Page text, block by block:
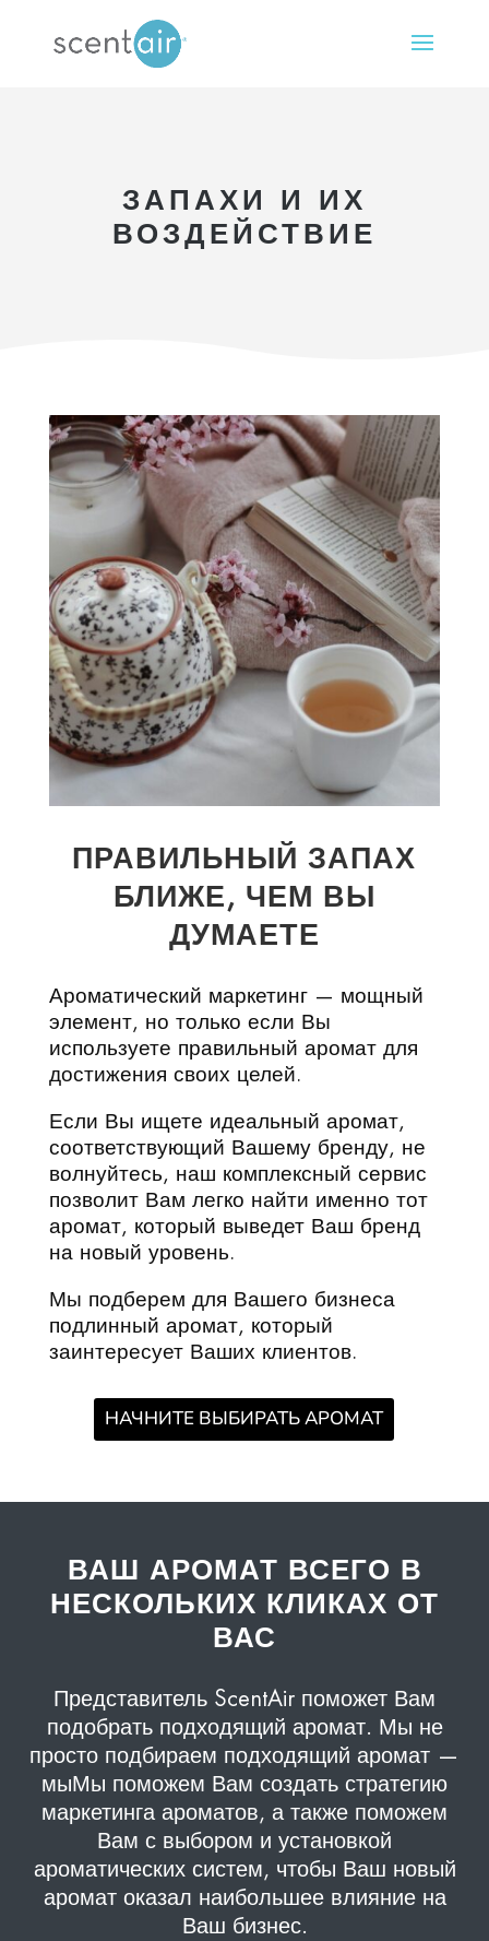
ЗАПАХИ И ИХ
ВОЗДЕЙСТВИЕ
ПРАВИЛЬНЫЙ ЗАПАХ
БЛИЖЕ, ЧЕМ ВЫ
ДУМАЕТЕ
Ароматический маркетинг — мощный
элемент, но только если Вы
используете правильный аромат для
достижения своих целей.
Если Вы ищете идеальный аромат,
соответствующий Вашему бренду, не
волнуйтесь, наш комплексный сервис
позволит Вам легко найти именно тот
аромат, который выведет Ваш бренд
на новый уровень.
Мы подберем для Вашего бизнеса
подлинный аромат, который
заинтересует Ваших клиентов.
НАЧНИТЕ ВЫБИРАТЬ АРОМАТ
ВАШ АРОМАТ ВСЕГО В
НЕСКОЛЬКИХ КЛИКАХ ОТ
ВАС
Представитель ScentAir поможет Вам
подобрать подходящий аромат. Мы не
просто подбираем подходящий аромат —
мыМы поможем Вам создать стратегию
маркетинга ароматов, а также поможем
Вам с выбором и установкой
ароматических систем, чтобы Ваш новый
аромат оказал наибольшее влияние на
Ваш бизнес.